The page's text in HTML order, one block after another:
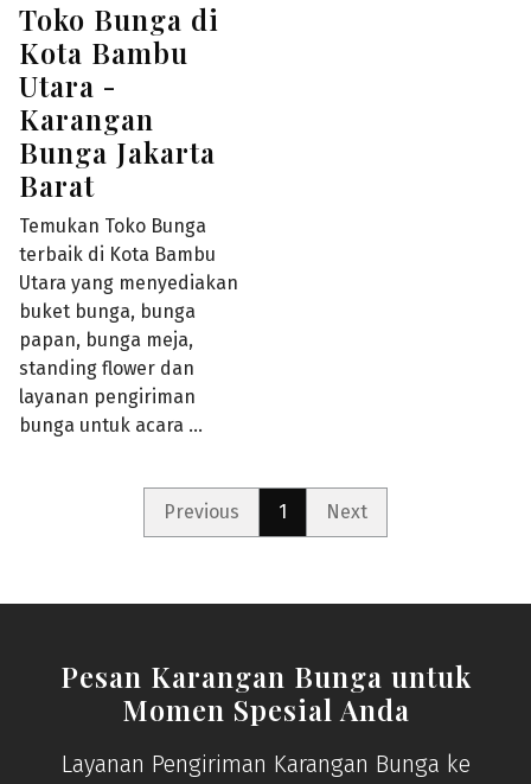
Toko Bunga di
Kota Bambu
Utara -
Karangan
Bunga Jakarta
Barat
Temukan Toko Bunga
terbaik di Kota Bambu
Utara yang menyediakan
buket bunga, bunga
papan, bunga meja,
standing flower dan
layanan pengiriman
bunga untuk acara …
Previous 1 Next
Pesan Karangan Bunga untuk
Momen Spesial Anda
Layanan Pengiriman Karangan Bunga ke